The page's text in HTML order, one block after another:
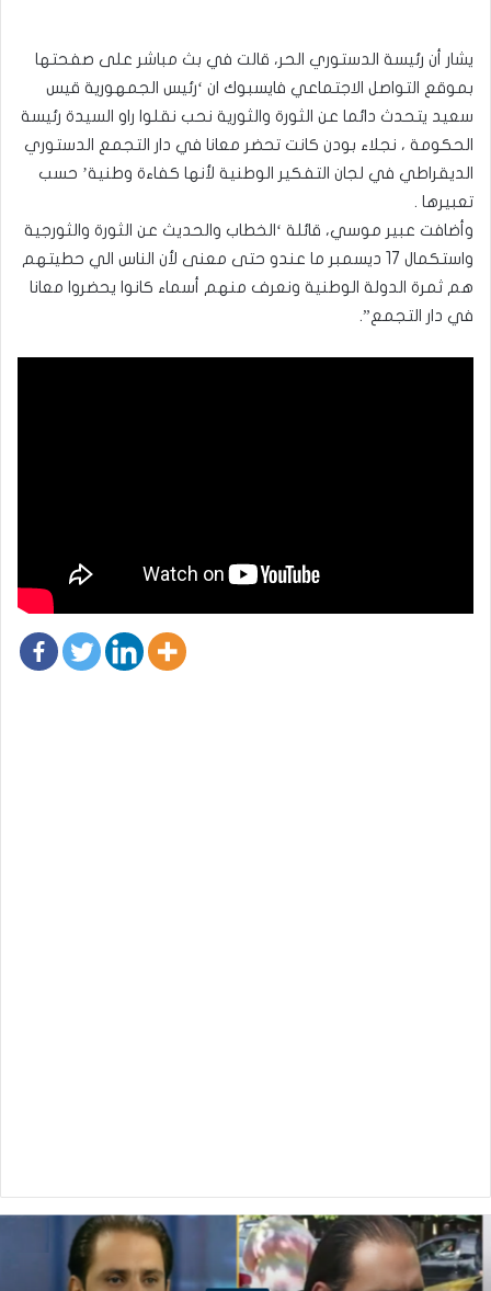
يشار أن رئيسة الدستوري الحر، قالت في بث مباشر على صفحتها
بموقع التواصل الاجتماعي فايسبوك ان ‘رئيس الجمهورية قيس
سعيد يتحدث دائما عن الثورة والثورية نحب نقلوا راو السيدة رئيسة
الحكومة ، نجلاء بودن كانت تحضر معانا في دار التجمع الدستوري
الديقراطي في لجان التفكير الوطنية لأنها كفاءة وطنية’ حسب
تعبيرها .
وأضافت عبير موسي، قائلة ‘الخطاب والحديث عن الثورة والثورجية
واستكمال 17 ديسمبر ما عندو حتى معنى لأن الناس الي حطيتهم
هم ثمرة الدولة الوطنية ونعرف منهم أسماء كانوا يحضروا معانا
في دار التجمع”.